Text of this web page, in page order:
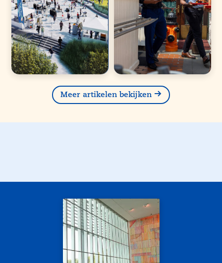
Meer artikelen bekijken